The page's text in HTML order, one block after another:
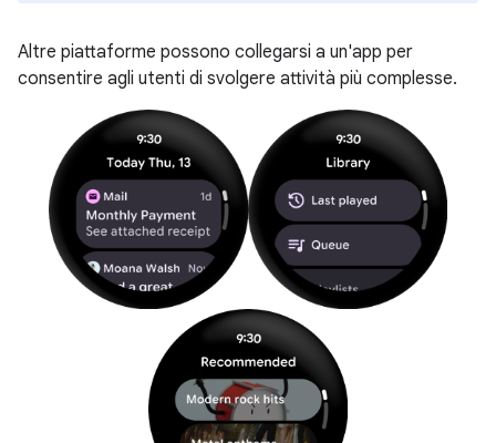
Altre piattaforme possono collegarsi a un'app per
consentire agli utenti di svolgere attività più complesse.